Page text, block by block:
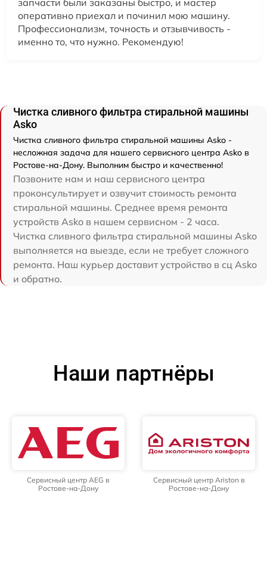
оперативно приехал и починил мою машину.
Профессионализм, точность и отзывчивость -
именно то, что нужно. Рекомендую!
Чистка сливного фильтра стиральной машины
Asko
Чистка сливного фильтра стиральной машины Asko -
несложная задача для нашего сервисного центра Asko в
Ростове-на-Дону. Выполним быстро и качественно!
Позвоните нам и наш сервисного центра
проконсультирует и озвучит стоимость ремонта
стиральной машины. Среднее время ремонта
устройств Asko в нашем сервисном - 2 часа.
Чистка сливного фильтра стиральной машины Asko
выполняется на выезде, если не требует сложного
ремонта. Наш курьер доставит устройство в сц Asko
и обратно.
Наши партнёры
Сервисный центр AEG в
Ростове-на-Дону
Сервисный центр Ariston в
Ростове-на-Дону